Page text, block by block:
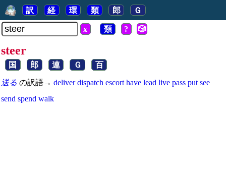
訳 経 環 類 郎 Ｇ
x 類 ? 🎲
steer
国 郎 連 Ｇ 百
送る の訳語→ deliver dispatch escort have lead live pass put see
send spend walk